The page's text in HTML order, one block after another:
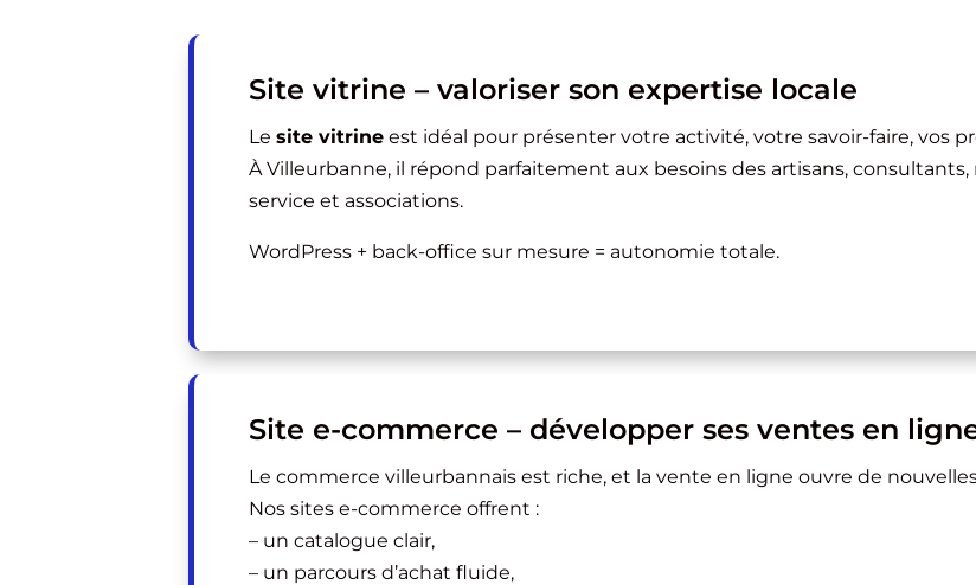
Site vitrine – valoriser son expertise locale
Le site vitrineest idéal pour présenter votre activité, votre savoir-faire, vos
À Villeurbanne, il répond parfaitement aux besoins des artisans,
service et associations.
WordPress + back-office sur mesure = autonomie totale.
Site e-commerce – développer ses ventes en
Le commerce villeurbannais est riche, et la vente en ligne ouvre de
Nos sites e-commerce offrent :
– un catalogue clair,
– un parcours d’achat fluide,